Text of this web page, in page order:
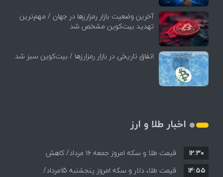
آخرین وضعیت بازار رمزارزها در جهان / مهم‌ترین
تهدید بیت‌کوین مشخص شد
اتفاق تاریخی در بازار رمزارزها / بیت‌کوین سبز شد
اخبار طلا و ارز
قیمت طلا و سکه امروز جمعه ۱۶ مرداد/ کاهش
قیمت ها+ جدول و جزییات
۱۲:۳۰
قیمت طلا، دلار و سکه امروز پنجشنبه 15مرداد/
۱۴:۵۵